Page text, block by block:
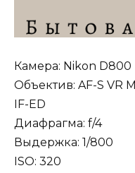
Камера: Nikon D800
Объектив: AF-S VR
IF-ED
Диафрагма: f/4
Выдержка: 1/800
ISO: 320